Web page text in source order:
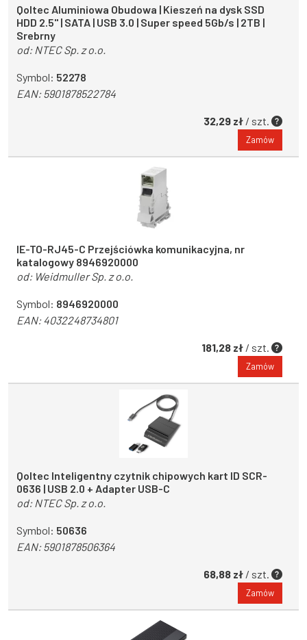
Qoltec Aluminiowa Obudowa | Kieszeń na dysk SSD
HDD 2.5" | SATA | USB 3.0 | Super speed 5Gb/s | 2TB |
Srebrny
od: NTEC Sp. z o.o.
Symbol: 52278
EAN:5901878522784
32,29 zł / szt.
Zamów
IE-TO-RJ45-C Przejściówka komunikacyjna, nr
katalogowy 8946920000
od: Weidmuller Sp. z o.o.
Symbol: 8946920000
EAN:4032248734801
181,28 zł / szt.
Zamów
Qoltec Inteligentny czytnik chipowych kart ID SCR-
0636 | USB 2.0 + Adapter USB-C
od: NTEC Sp. z o.o.
Symbol: 50636
EAN:5901878506364
68,88 zł / szt.
Zamów